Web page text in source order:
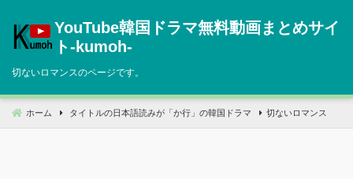
へ
動
YouTube韓国ドラマ無料動画まとめサイ
ト‐kumoh‐
切ないロマンスのページです。
ホーム タイトルの日本語読みが「か行」の韓国ドラマ 切ないロマンス